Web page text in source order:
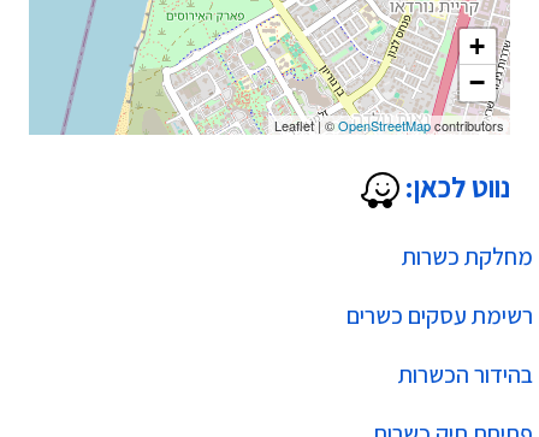
מחלקת כשרות
רשימת עסקים כשרים
בהידור הכשרות
+
−
Leaflet| ©OpenStreetMapcontributors
נווט לכאן: